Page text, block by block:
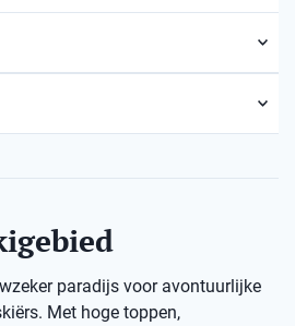
paradijs voor avontuurlijke
Met hoge toppen,